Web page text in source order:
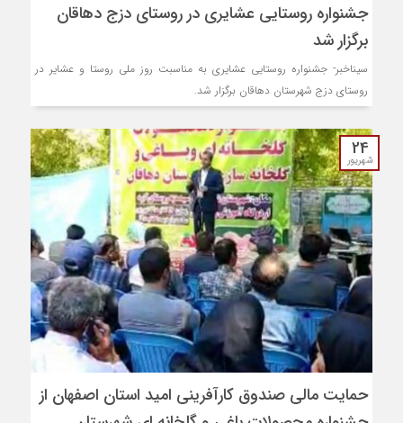
جشنواره روستایی عشایری در روستای دزج دهاقان
برگزار شد
سیناخبر- جشنواره روستایی عشایری به مناسبت روز ملی روستا و عشایر در
روستای دزج شهرستان دهاقان برگزار شد.
24
شهریور
حمایت مالی صندوق کارآفرینی امید استان اصفهان از